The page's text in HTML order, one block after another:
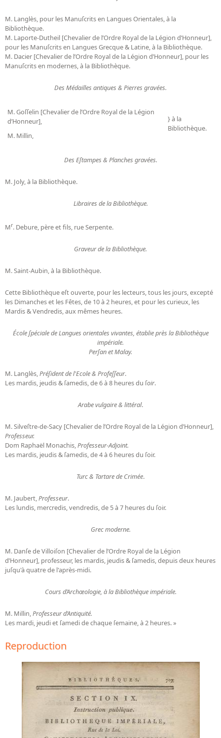
M. Langlès, pour les Manuſcrits en Langues Orientales, à la
Bibliothèque.
M. Laporte-Dutheil [Chevalier de l’Ordre Royal de la Légion d’Honneur],
pour les Manuſcrits en Langues Grecque & Latine, à la Bibliothèque.
M. Dacier [Chevalier de l’Ordre Royal de la Légion d’Honneur], pour les
Manuſcrits en modernes, à la Bibliothèque.
Des Médailles antiques & Pierres gravées.
M. Goſſelin [Chevalier de l’Ordre Royal de la Légion
d’Honneur],
} à la
Bibliothèque.
M. Millin,
Des Eſtampes & Planches gravées.
M. Joly, à la Bibliothèque.
Libraires de la Bibliothèque.
Mr. Debure, père et fils, rue Serpente.
Graveur de la Bibliothèque.
M. Saint-Aubin, à la Bibliothèque.
Cette Bibliothèque eſt ouverte, pour les lecteurs, tous les jours, excepté
les Dimanches et les Fêtes, de 10 à 2 heures, et pour les curieux, les
Mardis & Vendredis, aux mêmes heures.
École ſpéciale de Langues orientales vivantes, établie près la Bibliothèque
impériale.
Perſan et Malay.
M. Langlès,Préſident de l'Ecole & Profeſſeur.
Les mardis, jeudis & ſamedis, de 6 à 8 heures du ſoir.
Arabe vulgaire & littéral.
M. Silveſtre-de-Sacy [Chevalier de l’Ordre Royal de la Légion d’Honneur],
Professeur.
Dom Raphaël Monachis,Professeur-Adjoint.
Les mardis, jeudis & ſamedis, de 4 à 6 heures du ſoir.
Turc & Tartare de Crimée.
M. Jaubert,Professeur.
Les lundis, mercredis, vendredis, de 5 à 7 heures du ſoir.
Grec moderne.
M. Danſe de Villoiſon [Chevalier de l’Ordre Royal de la Légion
d’Honneur], professeur, les mardis, jeudis & ſamedis, depuis deux heures
juſqu'à quatre de l'après-midi.
Cours d’Archœologie, à la Bibliothèque impériale.
M. Millin,Professeur d’Antiquité.
Les mardi, jeudi et ſamedi de chaque ſemaine, à 2 heures. »
Reproduction